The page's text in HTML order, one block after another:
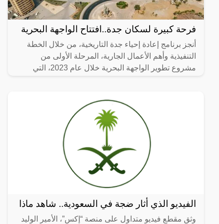
فرحة كبيرة لسكان جدة..افتتاح الواجهة البحرية
أنجز برنامج إعادة إحياء جدة التاريخية، من خلال الخطة
التنفيذية وأهم الأعمال الجارية، المرحلة الأولى من
مشروع تطوير الواجهة البحرية خلال عام 2023، التي
الفيديو الذي أثار ضجة في السعودية.. شاهد ماذا
وثق مقطع فيديو متداول على منصة “إكس”، الأمير الوليد